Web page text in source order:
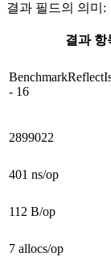
결과 필드의 의미:
결과 항
- 16
2899022
401 ns/op
112 B/op
7 allocs/op